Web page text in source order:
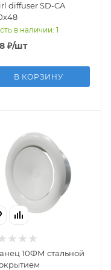
SD-CA
в наличии: 1
₽/шт
В КОРЗИНУ
10ФМ стальной